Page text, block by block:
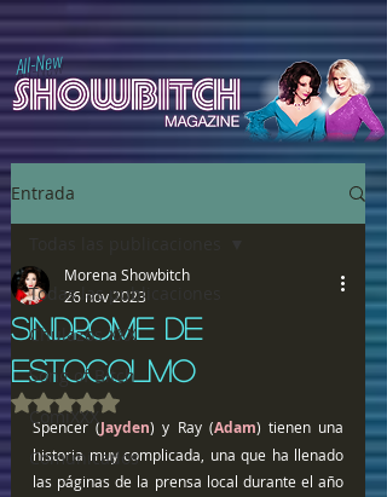
All-New
Entrada
Todas las publicaciones
Chulazos XXX
Song of Bitch
ComiXXX
Comunicados
SINDROME DE
ESTOCOLMO
Morena Showbitch
26 nov 2023
Obtuvo NaN de 5 estrellas.
Spencer (Jayden) y Ray (Adam) tienen una
historia muy complicada, una que ha llenado
las páginas de la prensa local durante el año